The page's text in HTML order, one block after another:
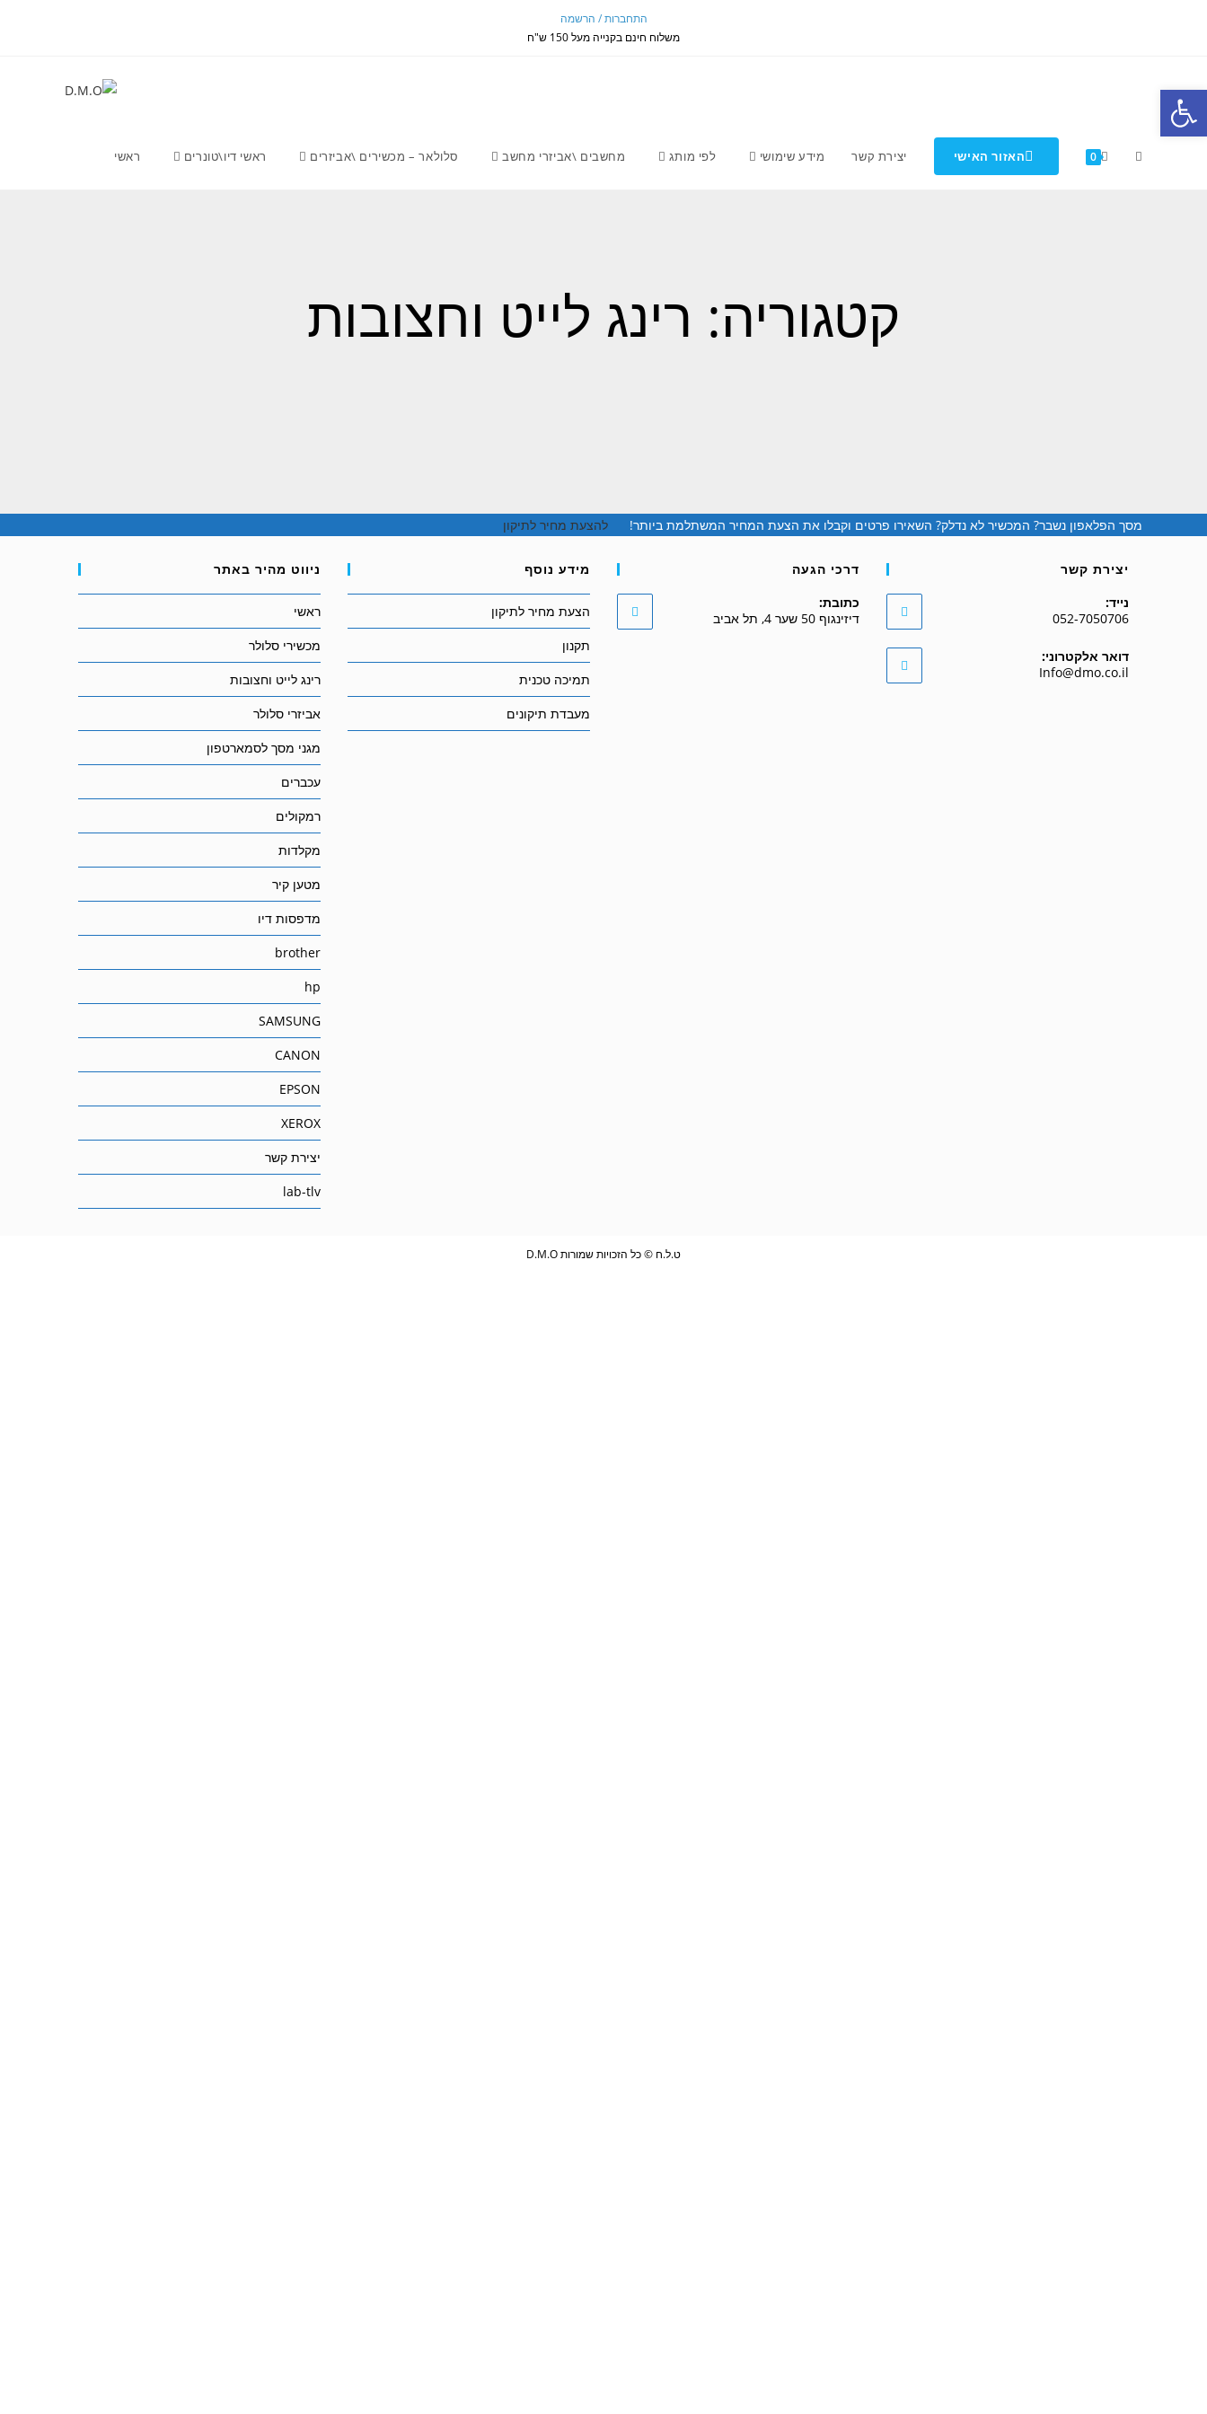
התחברות / הרשמה
משלוח חינם בקנייה מעל 150 ש"ח
ראשי ראשי דיו\טונרים סלולאר – מכשירים \אביזרים מחשבים \אביזרי מחשב לפי מותג מידע שימושי יצירת קשר האזור האישי 0
קטגוריה: רינג לייט וחצובות
מסך הפלאפון נשבר? המכשיר לא נדלק? השאירו פרטים וקבלו את הצעת המחיר המשתלמת ביותר! להצעת מחיר לתיקון
ניווט מהיר באתר
ראשי
מכשירי סלולר
רינג לייט וחצובות
אביזרי סלולר
מגני מסך לסמארטפון
עכברים
רמקולים
מקלדות
מטען קיר
מדפסות דיו
brother
hp
SAMSUNG
CANON
EPSON
XEROX
יצירת קשר
lab-tlv
מידע נוסף
הצעת מחיר לתיקון
תקנון
תמיכה טכנית
מעבדת תיקונים
דרכי הגעה
כתובת:
דיזינגוף 50 שער 4, תל אביב
יצירת קשר
נייד:
052-7050706
דואר אלקטרוני:
Info@dmo.co.il
ט.ל.ח © כל הזכויות שמורות D.M.O
פתח סרגל נגישות